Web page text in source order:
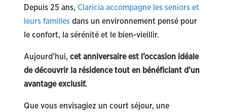
Depuis 25 ans, Claricia accompagne les seniors et
leurs famillesdans un environnement pensé pour
le confort, la sérénité et le bien-vieillir.
Aujourd’hui, cet anniversaire est l’occasion idéale
de découvrir la résidence tout en bénéficiant d’un
avantage exclusif.
Que vous envisagiez un court séjour, une